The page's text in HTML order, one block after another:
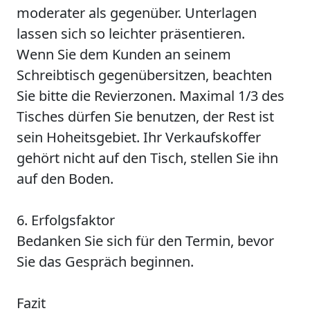
moderater als gegenüber. Unterlagen
lassen sich so leichter präsentieren.
Wenn Sie dem Kunden an seinem
Schreibtisch gegenübersitzen, beachten
Sie bitte die Revierzonen. Maximal 1/3 des
Tisches dürfen Sie benutzen, der Rest ist
sein Hoheitsgebiet. Ihr Verkaufskoffer
gehört nicht auf den Tisch, stellen Sie ihn
auf den Boden.
6. Erfolgsfaktor
Bedanken Sie sich für den Termin, bevor
Sie das Gespräch beginnen.
Fazit